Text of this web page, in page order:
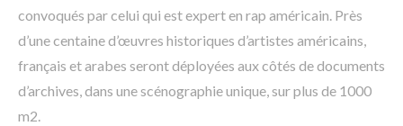
convoqués par celui qui est expert en rap américain. Près
d’une centaine d’œuvres historiques d’artistes américains,
français et arabes seront déployées aux côtés de documents
d’archives, dans une scénographie unique, sur plus de 1000
m2.